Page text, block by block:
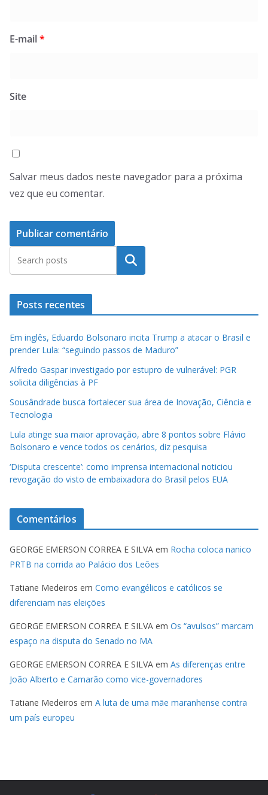
E-mail*
Site
Salvar meus dados neste navegador para a próxima
vez que eu comentar.
Pesquisar
Posts recentes
Em inglês, Eduardo Bolsonaro incita Trump a atacar o Brasil e
prender Lula: “seguindo passos de Maduro”
Alfredo Gaspar investigado por estupro de vulnerável: PGR
solicita diligências à PF
Sousândrade busca fortalecer sua área de Inovação, Ciência e
Tecnologia
Lula atinge sua maior aprovação, abre 8 pontos sobre Flávio
Bolsonaro e vence todos os cenários, diz pesquisa
‘Disputa crescente’: como imprensa internacional noticiou
revogação do visto de embaixadora do Brasil pelos EUA
Comentários
GEORGE EMERSON CORREA E SILVA em Rocha coloca nanico
PRTB na corrida ao Palácio dos Leões
Tatiane Medeiros em Como evangélicos e católicos se
diferenciam nas eleições
GEORGE EMERSON CORREA E SILVA em Os “avulsos” marcam
espaço na disputa do Senado no MA
GEORGE EMERSON CORREA E SILVA em As diferenças entre
João Alberto e Camarão como vice-governadores
Tatiane Medeiros em A luta de uma mãe maranhense contra
um país europeu